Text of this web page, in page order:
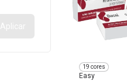
Aplicar
19 cores
Easy